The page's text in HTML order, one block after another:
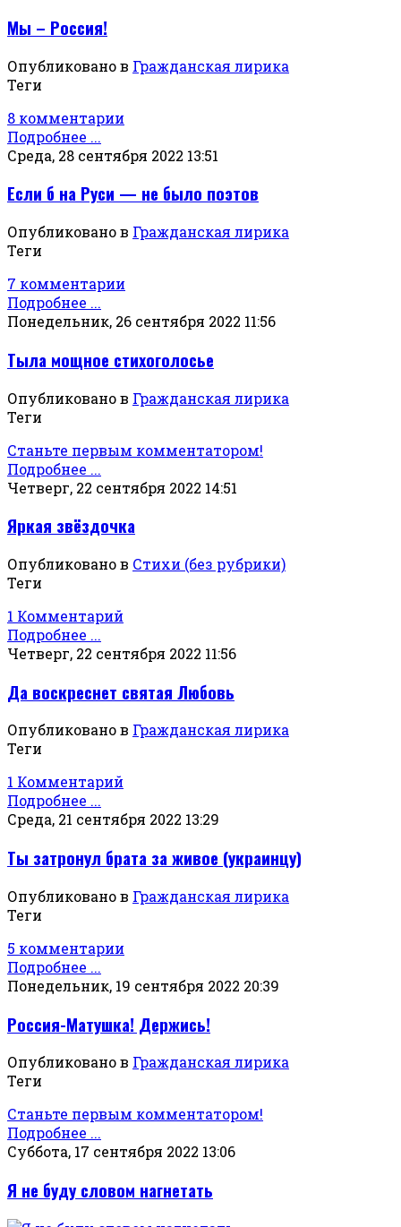
Мы – Россия!
Опубликовано в Гражданская лирика
Теги
8 комментарии
Подробнее ...
Среда, 28 сентября 2022 13:51
Если б на Руси — не было поэтов
Опубликовано в Гражданская лирика
Теги
7 комментарии
Подробнее ...
Понедельник, 26 сентября 2022 11:56
Тыла мощное стихоголосье
Опубликовано в Гражданская лирика
Теги
Станьте первым комментатором!
Подробнее ...
Четверг, 22 сентября 2022 14:51
Яркая звёздочка
Опубликовано в Стихи (без рубрики)
Теги
1 Комментарий
Подробнее ...
Четверг, 22 сентября 2022 11:56
Да воскреснет святая Любовь
Опубликовано в Гражданская лирика
Теги
1 Комментарий
Подробнее ...
Среда, 21 сентября 2022 13:29
Ты затронул брата за живое (украинцу)
Опубликовано в Гражданская лирика
Теги
5 комментарии
Подробнее ...
Понедельник, 19 сентября 2022 20:39
Россия-Матушка! Держись!
Опубликовано в Гражданская лирика
Теги
Станьте первым комментатором!
Подробнее ...
Суббота, 17 сентября 2022 13:06
Я не буду словом нагнетать